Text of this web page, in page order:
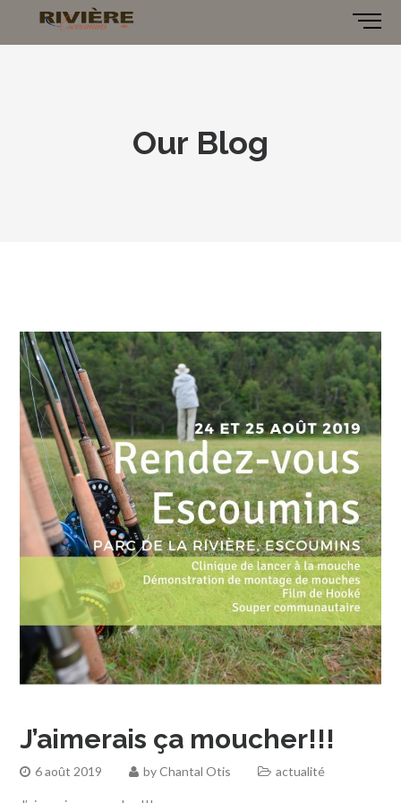
Our Blog
J’aimerais ça moucher!!!
6 août 2019 byChantal Otis actualité